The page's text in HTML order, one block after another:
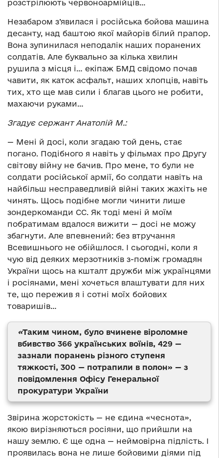
розстрілюють червоноармійців…
Незабаром з’явилася і російська бойова машина
десанту, над баштою якої майорів білий прапор.
Вона зупинилася неподалік наших поранених
солдатів. Але буквально за кілька хвилин
рушила з місця і… екіпаж БМД свідомо почав
чавити, як каток асфальт, наших хлопців, навіть
тих, хто ще мав сили і благав цього не робити,
махаючи руками…
Згадує сержант Анатолій М.:
— Мені й досі, коли згадаю той день, стає
погано. Подібного я навіть у фільмах про Другу
світову війну не бачив. Про мене, то були не
солдати російської армії, бо солдати навіть на
найбільш несправедливій війні таких жахіть не
чинять. Щось подібне могли чинити лише
зондеркоманди СС. Як тоді мені й моїм
побратимам вдалося вижити — досі не можу
збагнути. Але впевнений: без втручання
Всевишнього не обійшлося. І сьогодні, коли я
чую від деяких мерзотників з-поміж громадян
України щось на кшталт дружби між українцями
і росіянами, мені хочеться влаштувати для них
те, що пережив я і сотні моїх бойових
товаришів…
«Таким чином, було вчинене віроломне
вбивство 366 українських воїнів, 429 —
зазнали поранень різного ступеня
тяжкості, 300 — потрапили в полон» — з
повідомлення Офісу Генеральної
прокуратури України
Звірина жорстокість — не єдина «чеснота»,
якою вирізняються росіяни, що прийшли на
нашу землю. Є ще одна — неймовірна підлість. І
проявилась вона не лише бойовими діями під